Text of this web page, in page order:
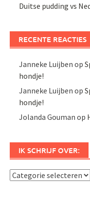
Duitse pudding vs
RECENTE REACTIES
Janneke Luijben op
hondje!
Janneke Luijben op
hondje!
Jolanda Gouman op
IK SCHRIJF OVER:
Ik